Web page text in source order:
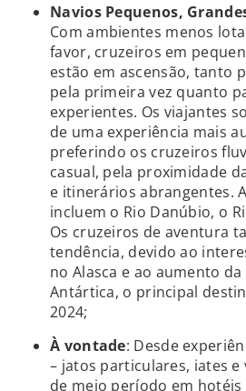
Navios Pequenos,
Com ambientes menos
favor, cruzeiros em
estão em ascensão, tanto
pela primeira vez quanto
experientes. Os viajantes
de uma experiência mais
preferindo os cruzeiros
casual, pela proximidade
e itinerários abrangentes.
incluem o Rio Danúbio, o
Os cruzeiros de aventura
tendência, devido ao
no Alasca e ao aumento
Antártica, o principal
2024;
À vontade: Desde
– jatos particulares, iates e
de meio período em